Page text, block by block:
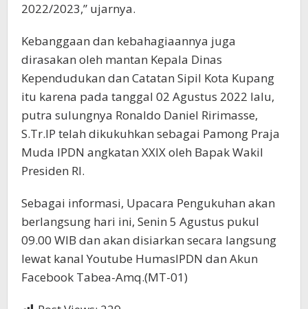
2022/2023,” ujarnya.
Kebanggaan dan kebahagiaannya juga
dirasakan oleh mantan Kepala Dinas
Kependudukan dan Catatan Sipil Kota Kupang
itu karena pada tanggal 02 Agustus 2022 lalu,
putra sulungnya Ronaldo Daniel Ririmasse,
S.Tr.IP telah dikukuhkan sebagai Pamong Praja
Muda IPDN angkatan XXIX oleh Bapak Wakil
Presiden RI.
Sebagai informasi, Upacara Pengukuhan akan
berlangsung hari ini, Senin 5 Agustus pukul
09.00 WIB dan akan disiarkan secara langsung
lewat kanal Youtube HumasIPDN dan Akun
Facebook Tabea-Amq.(MT-01)